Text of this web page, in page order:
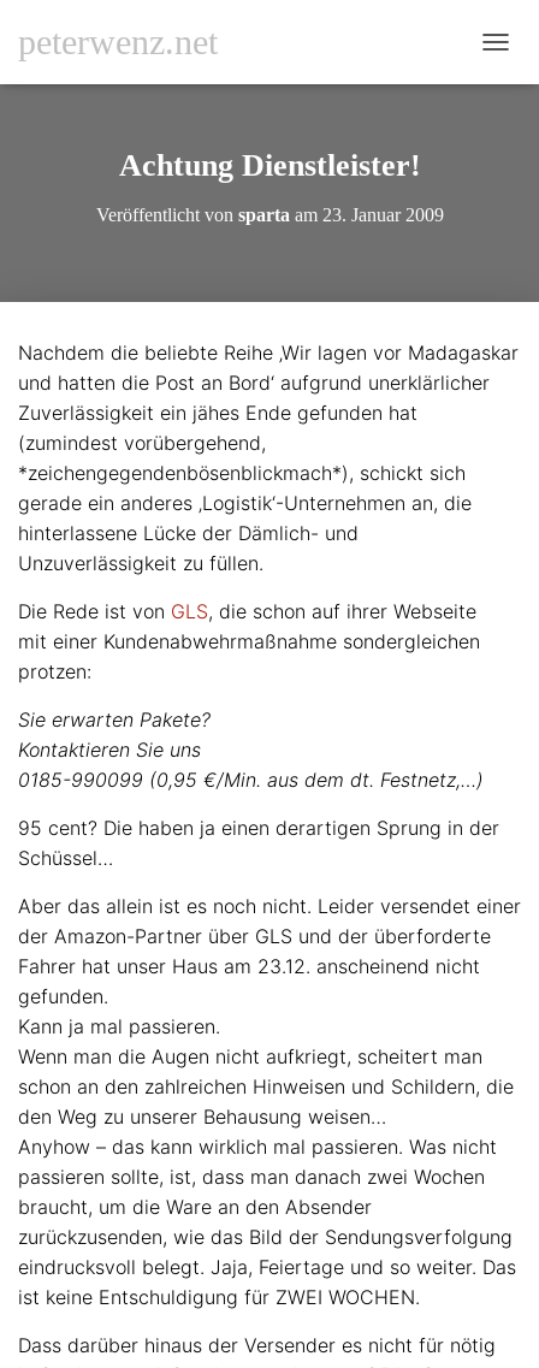
peterwenz.net
A
C
Achtung Dienstleister!
Veröffentlicht von sparta am 23. Januar 2009
Nachdem die beliebte Reihe ‚Wir lagen vor Madagaskar
und hatten die Post an Bord‘ aufgrund unerklärlicher
Zuverlässigkeit ein jähes Ende gefunden hat
(zumindest vorübergehend,
*zeichengegendenbösenblickmach*), schickt sich
gerade ein anderes ‚Logistik‘-Unternehmen an, die
hinterlassene Lücke der Dämlich- und
Unzuverlässigkeit zu füllen.
Die Rede ist von GLS, die schon auf ihrer Webseite
mit einer Kundenabwehrmaßnahme sondergleichen
protzen:
Sie erwarten Pakete?
Kontaktieren Sie uns
0185-990099 (0,95 €/Min. aus dem dt. Festnetz,…)
95 cent? Die haben ja einen derartigen Sprung in der
Schüssel…
Aber das allein ist es noch nicht. Leider versendet einer
der Amazon-Partner über GLS und der überforderte
Fahrer hat unser Haus am 23.12. anscheinend nicht
gefunden.
Kann ja mal passieren.
Wenn man die Augen nicht aufkriegt, scheitert man
schon an den zahlreichen Hinweisen und Schildern, die
den Weg zu unserer Behausung weisen…
Anyhow – das kann wirklich mal passieren. Was nicht
passieren sollte, ist, dass man danach zwei Wochen
braucht, um die Ware an den Absender
zurückzusenden, wie das Bild der Sendungsverfolgung
eindrucksvoll belegt. Jaja, Feiertage und so weiter. Das
ist keine Entschuldigung für ZWEI WOCHEN.
Dass darüber hinaus der Versender es nicht für nötig